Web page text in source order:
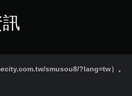
smusou8/?lang=tw）。